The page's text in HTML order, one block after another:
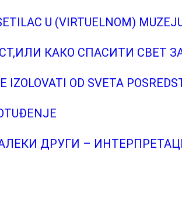
U (VIRTUELNOM)
КАКО СПАСИТИ
IZOLOVATI OD SVETA
ДРУГИ –